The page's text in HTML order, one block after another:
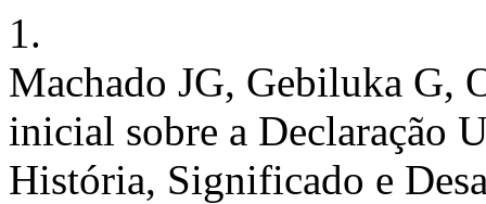
1.
Machado JG, Gebiluka G,
inicial sobre a Declaração
História, Significado e